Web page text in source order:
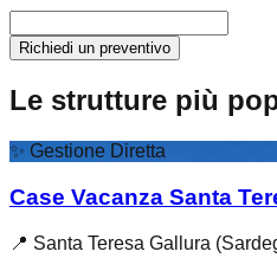
Richiedi un preventivo
Le strutture più
✨ Gestione Diretta
Case Vacanza Santa
📍 Santa Teresa Gallura